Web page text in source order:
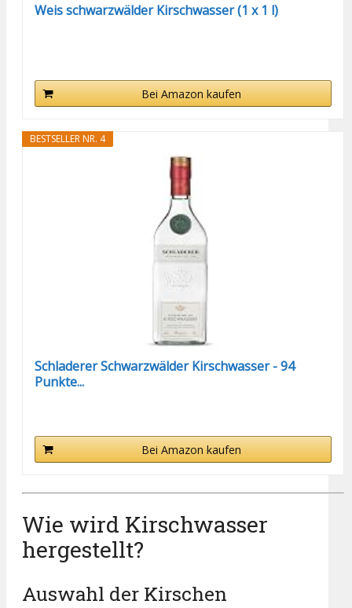
Weis schwarzwälder Kirschwasser (1 x 1 l)
Bei Amazon kaufen
BESTSELLER NR. 4
Schladerer Schwarzwälder Kirschwasser - 94
Punkte...
Bei Amazon kaufen
Wie wird Kirschwasser
hergestellt?
Auswahl der Kirschen